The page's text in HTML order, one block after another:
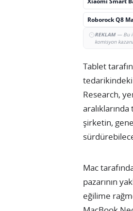
Roborock Q8
REKLAM— Bu
komisyon
Tablet
Research,
şirketin,
Mac
pazarının
eğilime